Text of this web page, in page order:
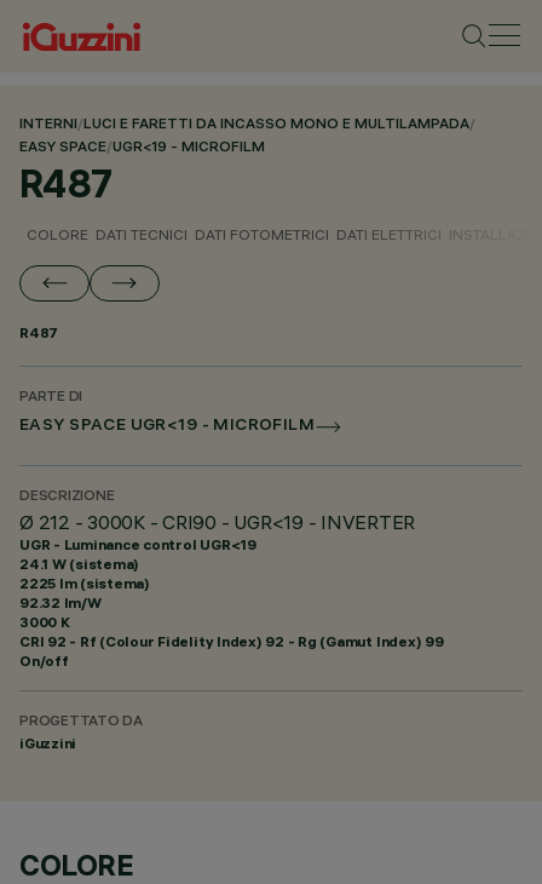
INTERNI/LUCI E FARETTI DA INCASSO MONO E MULTILAMPADA/
EASY SPACE/UGR<19 - MICROFILM
R487
COLORE DATI TECNICI DATI FOTOMETRICI DATI ELETTRICI
R487
PARTE DI
EASY SPACE UGR<19 - MICROFILM
DESCRIZIONE
Ø 212 - 3000K - CRI90 - UGR<19 - INVERTER
UGR - Luminance control UGR<19
24.1 W (sistema)
2225 lm (sistema)
92.32 lm/W
3000 K
CRI 92 - Rf (Colour Fidelity Index) 92 - Rg (Gamut Index) 99
On/off
PROGETTATO DA
iGuzzini
COLORE